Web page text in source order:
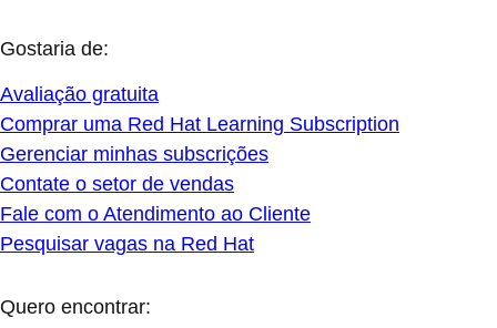
Gostaria de:
Avaliação gratuita
Comprar uma Red Hat Learning Subscription
Gerenciar minhas subscrições
Contate o setor de vendas
Fale com o Atendimento ao Cliente
Pesquisar vagas na Red Hat
Quero encontrar: